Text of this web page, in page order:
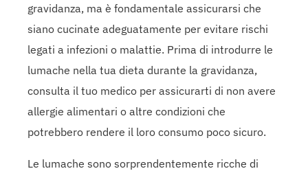
gravidanza, ma è fondamentale assicurarsi che
siano cucinate adeguatamente per evitare rischi
legati a infezioni o malattie. Prima di introdurre le
lumache nella tua dieta durante la gravidanza,
consulta il tuo medico per assicurarti di non avere
allergie alimentari o altre condizioni che
potrebbero rendere il loro consumo poco sicuro.
Le lumache sono sorprendentemente ricche di